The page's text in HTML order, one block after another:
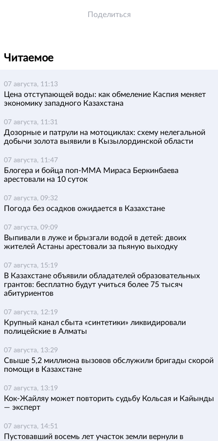
Поделиться
Читаемое
07 августа, 11:13
Цена отступающей воды: как обмеление Каспия меняет
экономику западного Казахстана
07 августа, 11:31
Дозорные и патрули на мотоциклах: схему нелегальной
добычи золота выявили в Кызылординской области
07 августа, 11:47
Блогера и бойца поп-ММА Мираса Беркинбаева
арестовали на 10 суток
07 августа, 09:32
Погода без осадков ожидается в Казахстане
07 августа, 09:09
Выпивали в луже и брызгали водой в детей: двоих
жителей Астаны арестовали за пьяную выходку
07 августа, 15:19
В Казахстане объявили обладателей образовательных
грантов: бесплатно будут учиться более 75 тысяч
абитуриентов
07 августа, 12:19
Крупный канал сбыта «синтетики» ликвидировали
полицейские в Алматы
07 августа, 13:29
Свыше 5,2 миллиона вызовов обслужили бригады скорой
помощи в Казахстане
07 августа, 13:19
Кок-Жайляу может повторить судьбу Кольсая и Кайынды
— эксперт
07 августа, 14:51
Пустовавший восемь лет участок земли вернули в